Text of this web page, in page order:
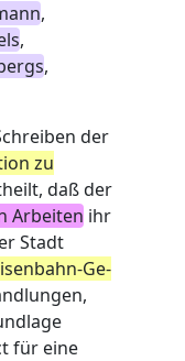
,
,
,
der
zu
daß der
Arbeiten ihr
Stadt
Ge-
für eine